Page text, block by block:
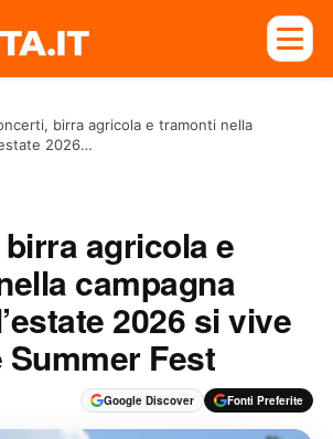
birra agricola e tramonti nella
2026…
agricola e
campagna
2026 si vive
Summer Fest
Google Discover Fonti Preferite